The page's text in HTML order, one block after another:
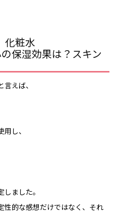
化粧水
保湿効果は？スキン
えば、
し、
ました。
性的な感想だけではなく、それ